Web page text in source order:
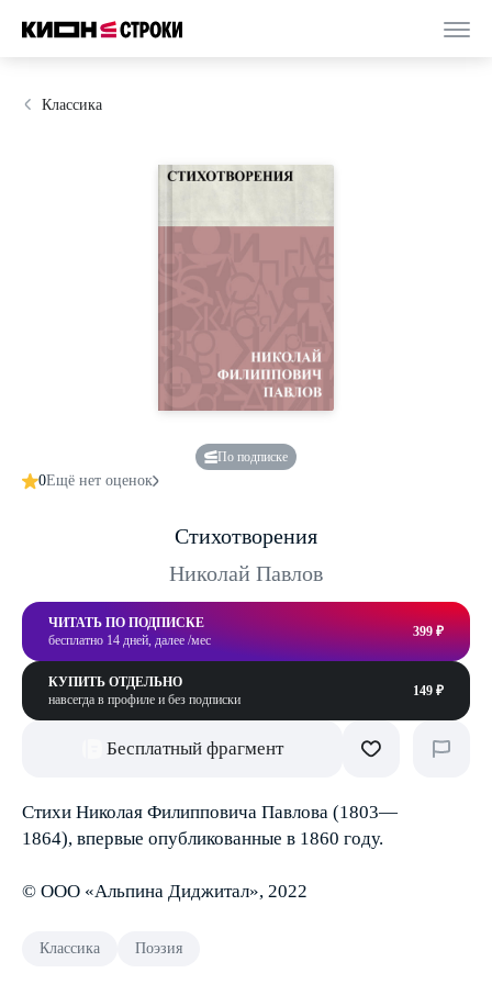
Классика
По подписке
0Ещё нет оценок
Стихотворения
Николай Павлов
ЧИТАТЬ ПО ПОДПИСКЕ
бесплатно 14 дней, далее /мес
399 ₽
КУПИТЬ ОТДЕЛЬНО
навсегда в профиле и без подписки
149 ₽
Бесплатный фрагмент
Стихи Николая Филипповича Павлова (1803—
1864), впервые опубликованные в 1860 году.
© ООО «Альпина Диджитал», 2022
Классика Поэзия